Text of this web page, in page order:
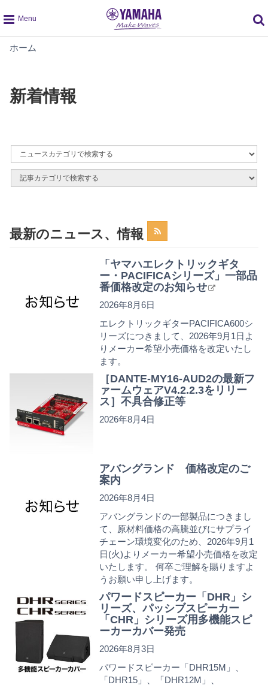
global
navigation
ホーム
新着情報
By
News
Category
By
Article
最新のニュース、情報
「ヤマハエレクトリックギタ
ー・PACIFICAシリーズ」一部品
番価格改定のお知らせ
2026年8月6日
エレクトリックギターPACIFICA600シ
リーズにつきまして、2026年9月1日よ
りメーカー希望小売価格を改定いたし
ます。
［DANTE-MY16-AUD2の最新フ
ァームウェアV4.2.2.3をリリー
ス］不具合修正等
2026年8月4日
アバングランド 価格改定のご
案内
2026年8月4日
アバングランドの一部製品につきまし
て、原材料価格の高騰並びにサプライ
チェーン環境変化のため、2026年9月1
日(火)よりメーカー希望小売価格を改定
いたします。 何卒ご理解を賜りますよ
うお願い申し上げます。
パワードスピーカー「DHR」シ
リーズ、パッシブスピーカー
「CHR」シリーズ用多機能スピ
ーカーカバー発売
2026年8月3日
パワードスピーカー「DHR15M」、
「DHR15」、「DHR12M」、